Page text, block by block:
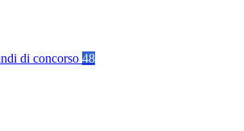
di concorso 48